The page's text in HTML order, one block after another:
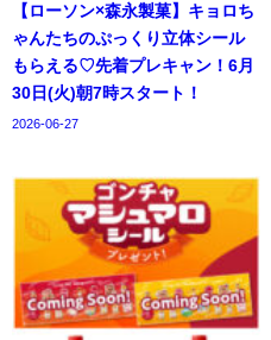
【ローソン×森永製菓】キョロち
ゃんたちのぷっくり立体シール
もらえる♡先着プレキャン！6月
30日(火)朝7時スタート！
2026-06-27